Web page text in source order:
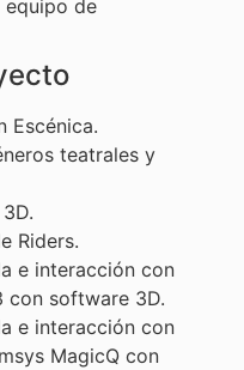
equipo de
Escénica.
teatrales y
Riders.
e interacción con
con software 3D.
e interacción con
MagicQ con